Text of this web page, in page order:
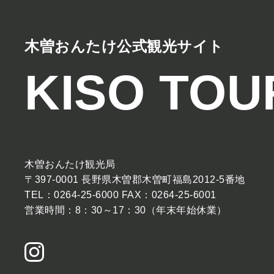
木曽おんたけ公式観光サイト
KISO
木曽おんたけ観光局
〒397-0001 長野県木曽郡木曽町福島2012-5番地
TEL：0264-25-6000 FAX：0264-25-6001
営業時間：8：30～17：30（年末年始休業）